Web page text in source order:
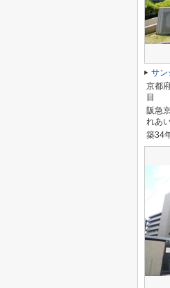
サン
京都
目
阪急
れあ
築34